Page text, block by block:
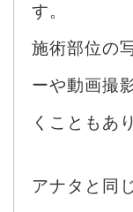
す。
施術部位の
ーや動画撮
くこともあ
アナタと同